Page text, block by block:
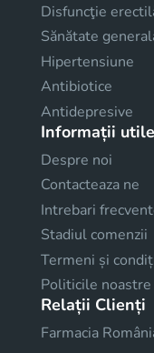
Disfuncţie
Sănătate
Hipertensiune
Antibiotice
Antidepresive
Informații utile
Despre noi
Contacteaza ne
Intrebari
Stadiul comenzii
Termeni și
Politicile noastre
Relații Clienți
Farmacia